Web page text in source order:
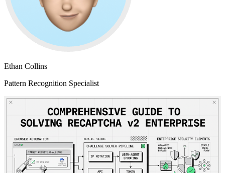
Ethan Collins
Pattern Recognition Specialist